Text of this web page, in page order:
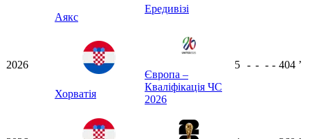
Аякс
Ередивізі
2026
Хорватія
Європа –
Кваліфікація ЧС
2026
5 - - - - 404 ʼ